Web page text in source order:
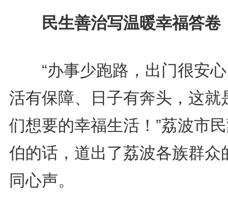
民生善治写温暖幸福答卷
“办事少跑路，出门很安心
活有保障、日子有奔头，这就
们想要的幸福生活！”荔波市
伯的话，道出了荔波各族群众
同心声。